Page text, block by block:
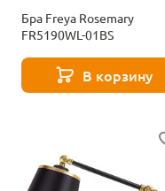
Бра Freya Rosemary
FR5190WL-01BS
В корзину